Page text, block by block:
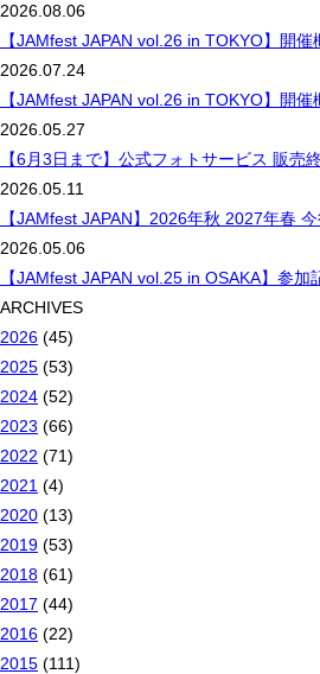
2026.08.06
【JAMfest JAPAN vol.26 in TOKYO】開催
2026.07.24
【JAMfest JAPAN vol.26 in TOKYO】開
2026.05.27
【6月3日まで】公式フォトサービス 販売
2026.05.11
【JAMfest JAPAN】2026年秋 2027年春
2026.05.06
【JAMfest JAPAN vol.25 in OSAKA】参加
ARCHIVES
2026 (45)
2025 (53)
2024 (52)
2023 (66)
2022 (71)
2021 (4)
2020 (13)
2019 (53)
2018 (61)
2017 (44)
2016 (22)
2015 (111)